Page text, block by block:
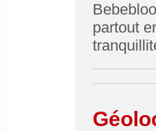
partout